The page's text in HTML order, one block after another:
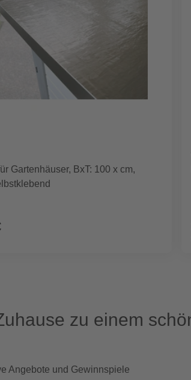
Gartenhäuser, BxT: 100 x cm,
zu einem
Angebote und Gewinnspiele